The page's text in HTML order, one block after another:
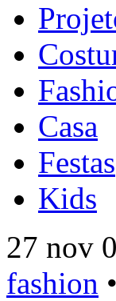
Casa
Festas
Kids
27 nov
fashion •